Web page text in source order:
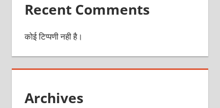
Recent Comments
कोई टिप्पणी नही है।
Archives